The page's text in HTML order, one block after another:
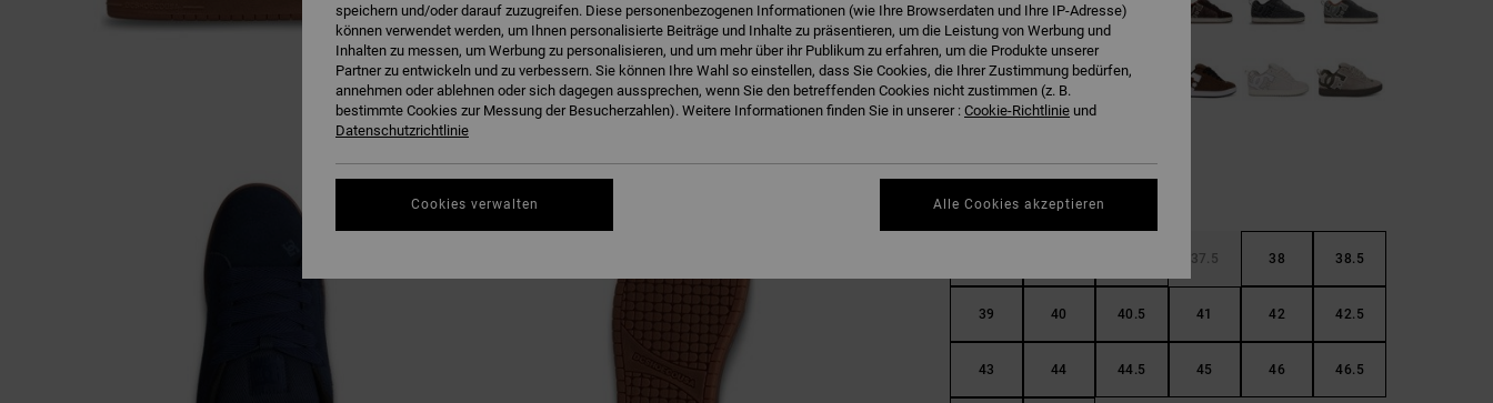
37.5 38 38.5
39 40 40.5 41 42 42.5
43 44 44.5 45 46 46.5
speichern und/oder darauf zuzugreifen. Diese personenbezogenen Informationen (wie Ihre Browserdaten und Ihre IP-Adresse)
können verwendet werden, um Ihnen personalisierte Beiträge und Inhalte zu präsentieren, um die Leistung von Werbung und
Inhalten zu messen, um Werbung zu personalisieren, und um mehr über ihr Publikum zu erfahren, um die Produkte unserer
Partner zu entwickeln und zu verbessern. Sie können Ihre Wahl so einstellen, dass Sie Cookies, die Ihrer Zustimmung bedürfen,
annehmen oder ablehnen oder sich dagegen aussprechen, wenn Sie den betreffenden Cookies nicht zustimmen (z. B.
bestimmte Cookies zur Messung der Besucherzahlen). Weitere Informationen finden Sie in unserer : Cookie-Richtlinie und
Datenschutzrichtlinie
Cookies verwalten Alle Cookies akzeptieren